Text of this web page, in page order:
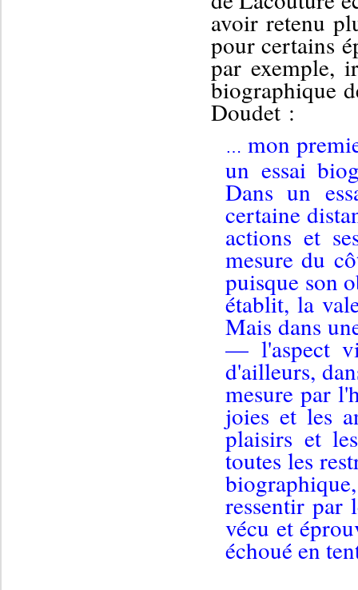
avoir retenu
pour certains
par exemple,
biographique
Doudet :
…mon
un essai
Dans un
certaine
actions et
mesure du
puisque son
établit, la
Mais dans
— l'aspect
d'ailleurs,
mesure par
joies et les
plaisirs et
toutes les
ressentir par
vécu et
échoué en